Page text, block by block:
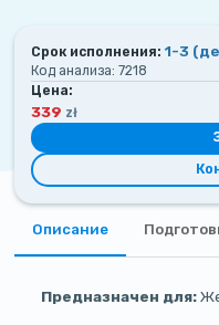
Описание
Предназначен для:
Срок исполнения: 1-3
Код анализа: 7218
Цена:
339 zł